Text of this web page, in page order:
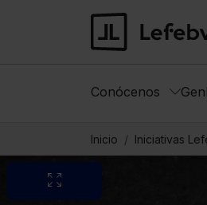
Conócenos
Inicio Iniciativas